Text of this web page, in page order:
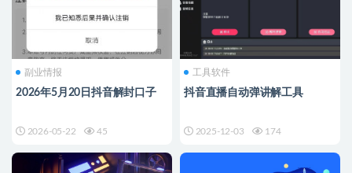
副业情报
2026年5月20日抖音解封口子
2026-05-22 45
工具软件
抖音直播自动弹讲解工具
2025-12-03 174